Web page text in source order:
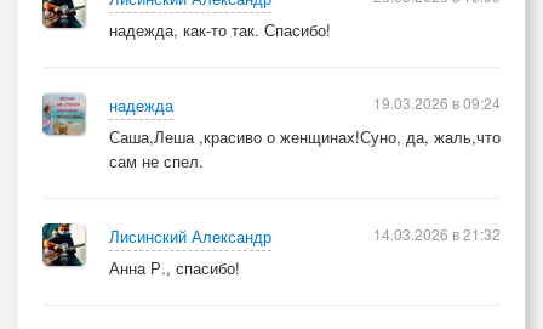
надежда, как-то так. Спасибо!
надежда
Саша,Леша ,красиво о женщинах!Суно, да, жаль,что
сам не спел.
19.03.2026 в 09:24
Лисинский Александр
Анна Р., спасибо!
14.03.2026 в 21:32